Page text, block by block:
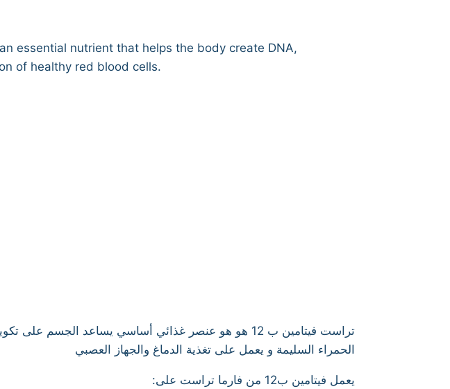
essential nutrient that helps the body create DNA,
of healthy red blood cells.
تراست فيتامين ب 12 هو هو عنصر غذائي أساسي يساعد
الحمراء السليمة و يعمل على تغذية الدماغ والجهاز العصبي
:يعمل فيتامين ب12 من فارما تراست على